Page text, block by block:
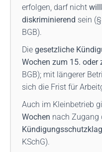
erfolgen, darf nicht
diskriminierend sein
BGB).
Die gesetzliche
Wochen zum 15. oder
BGB); mit längerer
sich die Frist für
Auch im Kleinbetrieb
Wochen nach Zugang
KSchG).